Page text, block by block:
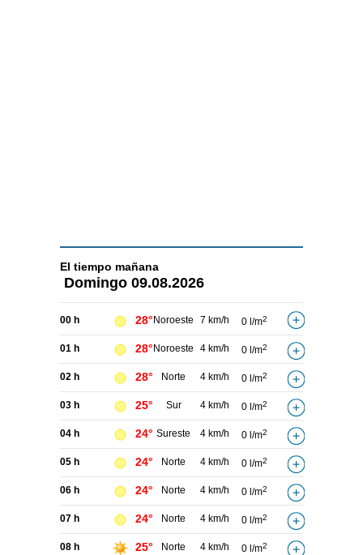
El tiempo mañana
Domingo 09.08.2026
00 h 28° Noroeste 7 km/h 0 l/m2
01 h 28° Noroeste 4 km/h 0 l/m2
02 h 28° Norte 4 km/h 0 l/m2
03 h 25° Sur 4 km/h 0 l/m2
04 h 24° Sureste 4 km/h 0 l/m2
05 h 24° Norte 4 km/h 0 l/m2
06 h 24° Norte 4 km/h 0 l/m2
07 h 24° Norte 4 km/h 0 l/m2
08 h 25° Norte 4 km/h 0 l/m2